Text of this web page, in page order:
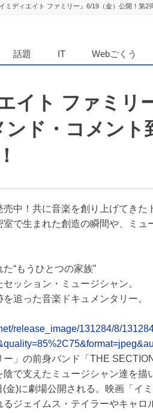
ミディエイト ファミリー』6/19（金）公開！第2
話題 IT Webごくう
イト ファミリ
ンド・コメント
中！共に音楽を創り上げてき
室で生まれた創造の瞬間や、ミ
“もうひとつの家族”
ッション・ミュージシャン。
追った音楽ドキュメンタリー。
release_image/131284/8/
ー」の前身バンド「THE
で支えたミュージシャン達を描
金)に劇場公開される。映画「イ
るジェイムス・テイラーやキャ